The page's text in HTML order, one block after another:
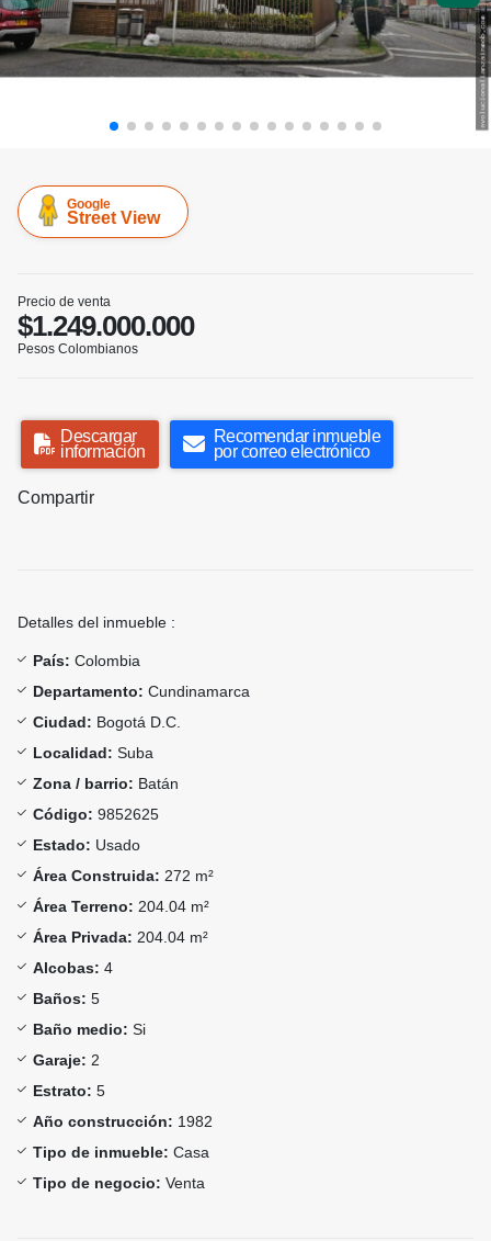
Google
Street View
Precio de venta
$1.249.000.000
Pesos Colombianos
Descargar
información
Recomendar inmueble
por correo electrónico
Compartir
Detalles del inmueble :
País: Colombia
Departamento: Cundinamarca
Ciudad: Bogotá D.C.
Localidad: Suba
Zona / barrio: Batán
Código: 9852625
Estado: Usado
Área Construida: 272 m²
Área Terreno: 204.04 m²
Área Privada: 204.04 m²
Alcobas: 4
Baños: 5
Baño medio: Si
Garaje: 2
Estrato: 5
Año construcción: 1982
Tipo de inmueble: Casa
Tipo de negocio: Venta